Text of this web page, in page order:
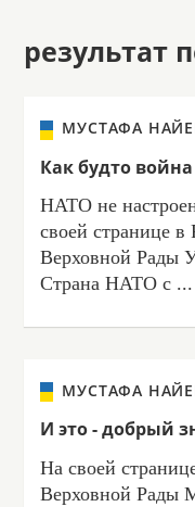
результат
МУСТАФА
Как будто
НАТО не
своей странице в
Верховной Рады
Страна НАТО с ...
МУСТАФА
И это - добрый
На своей
Верховной Рады